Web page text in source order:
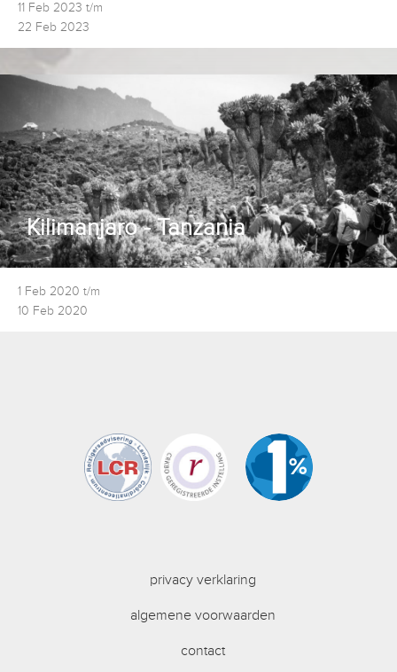
11 Feb 2023 t/m
22 Feb 2023
Kilimanjaro - Tanzania
1 Feb 2020 t/m
10 Feb 2020
privacy verklaring
algemene voorwaarden
contact